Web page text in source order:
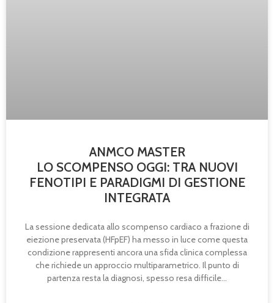
ANMCO MASTER
LO SCOMPENSO OGGI: TRA NUOVI
FENOTIPI E PARADIGMI DI GESTIONE
INTEGRATA
La sessione dedicata allo scompenso cardiaco a frazione di
eiezione preservata (HFpEF) ha messo in luce come questa
condizione rappresenti ancora una sfida clinica complessa
che richiede un approccio multiparametrico. Il punto di
partenza resta la diagnosi, spesso resa difficile